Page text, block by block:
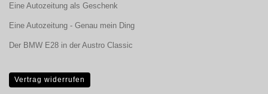
Eine Autozeitung als Geschenk
Eine Autozeitung - Genau mein Ding
Der BMW E28 in der Austro Classic
Vertrag widerrufen